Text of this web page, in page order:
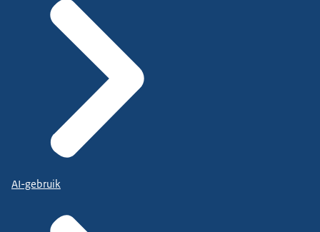
AI-gebruik